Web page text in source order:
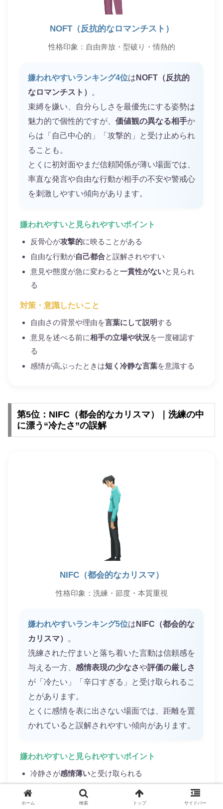
NOFT（反抗的なロマンチスト）
性格印象：自由奔放・型破り・情熱的
嫌われやすいランキング4位は NOFT（反抗的
なロマンチスト）
。
束縛を嫌い、自分らしさを最優先にする姿勢は
魅力的で個性的ですが、 価値観の異なる相手か
らは「自己中心的」「攻撃的」と受け止められ
ることも。
とくに初対面やまだ信頼関係が薄い場面では、
率直な発言や自由な行動が相手の不安や警戒心
を刺激しやすい傾向があります。
嫌われやすいと見られやすいポイント
反骨心が攻撃的に映ることがある
自由な行動が自己都合と誤解されやすい
意見や態度が急に変わると一貫性がないと見られ
る
対策・意識したいこと
自由さの背景や理由を言葉にして説明する
意見を述べる前に相手の立場や状況を一度確認す
る
感情が高ぶったときは短く冷静な言葉を意識する
第5位：NIFC（都会的なカリスマ）｜洗練の中
に漂う“冷たさ”の誤解
NIFC（都会的なカリスマ）
性格印象：洗練・節度・本質重視
嫌われやすいランキング5位は NIFC（都会的な
カリスマ）
。
洗練された佇まいと落ち着いた言動は信頼感を
与える一方、 感情表現の少なさや評価の厳しさ
が「冷たい」「辛口すぎる」と受け取られるこ
とがあります。
とくに感情を表に出さない場面では、距離を置
かれていると誤解されやすい傾向があります。
嫌われやすいと見られやすいポイント
冷静さが感情薄いと受け取られる
的確な評価が
辛口
・批判的に映る
沈黙や簡潔な会話が
興味のなさと誤解されやすい
ホーム 検索 トップ サイドバー